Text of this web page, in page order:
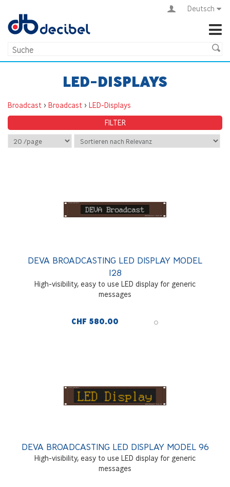
Deutsch
LED-DISPLAYS
Broadcast > Broadcast > LED-Displays
FILTER
DEVA BROADCASTING LED DISPLAY MODEL
128
High-visibility, easy to use LED display for generic
messages
CHF 580.00
DEVA BROADCASTING LED DISPLAY MODEL 96
High-visibility, easy to use LED display for generic
messages